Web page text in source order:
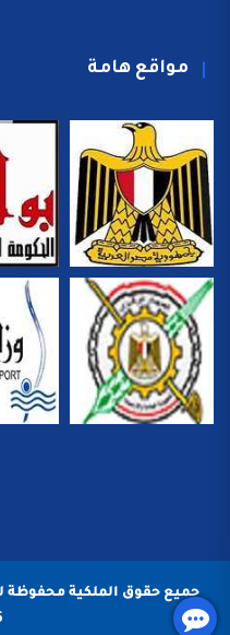
مواقع هامة
جميع حقوق الملكية محفوظة